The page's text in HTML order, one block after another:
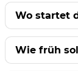
Wo startet
Wie früh